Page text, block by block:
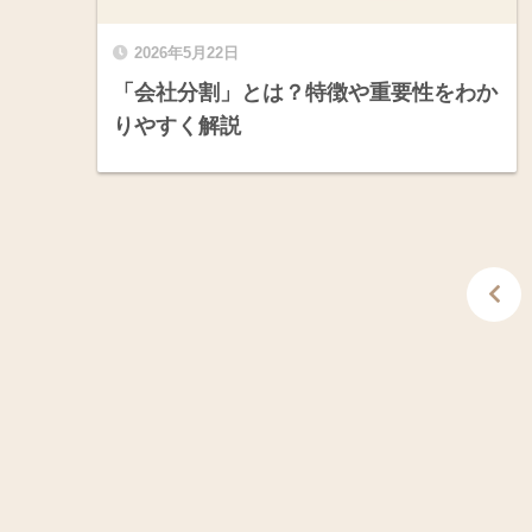
2026年5月22日
「会社分割」とは？特徴や重要性をわか
りやすく解説